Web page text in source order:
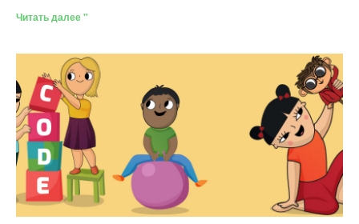
Читать далее "